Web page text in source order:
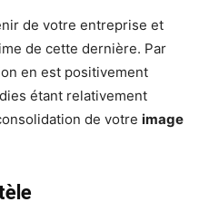
de votre entreprise et
de cette dernière. Par
en est positivement
étant relativement
de votre image